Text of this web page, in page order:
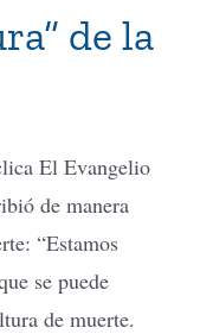
de la
El Evangelio
de manera
“Estamos
se puede
de muerte.